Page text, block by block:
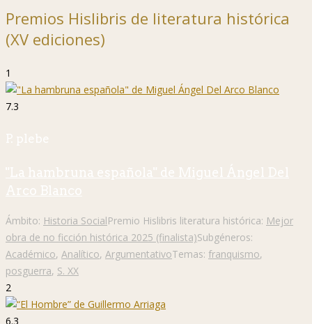
Premios Hislibris de literatura histórica
(XV ediciones)
1
7.3
P. plebe
"La hambruna española" de Miguel Ángel Del
Arco Blanco
Ámbito: Historia SocialPremio Hislibris literatura histórica: Mejor
obra de no ficción histórica 2025 (finalista)Subgéneros:
Académico, Analítico, ArgumentativoTemas: franquismo,
posguerra, S. XX
2
6.3